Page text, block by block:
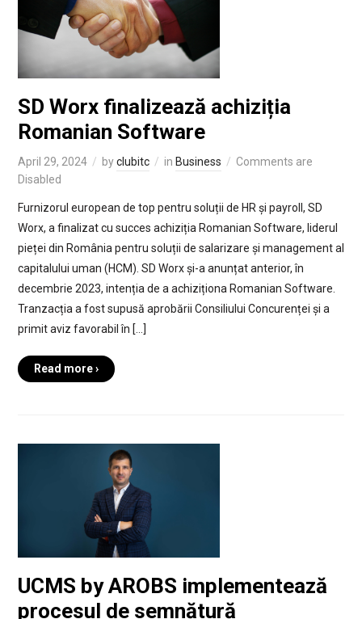
SD Worx finalizează achiziția
Romanian Software
April 29, 2024 byclubitc in Business
Comments are
Disabled
Furnizorul european de top pentru soluții de HR și payroll, SD
Worx, a finalizat cu succes achiziția Romanian Software, liderul
pieței din România pentru soluții de salarizare și management al
capitalului uman (HCM). SD Worx și-a anunțat anterior, în
decembrie 2023, intenția de a achiziționa Romanian Software.
Tranzacția a fost supusă aprobării Consiliului Concurenței și a
primit aviz favorabil în […]
Read more ›
UCMS by AROBS implementează
procesul de semnătură